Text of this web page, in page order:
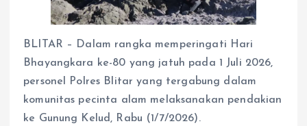
BLITAR – Dalam rangka memperingati Hari
Bhayangkara ke-80 yang jatuh pada 1 Juli 2026,
personel Polres Blitar yang tergabung dalam
komunitas pecinta alam melaksanakan pendakian
ke Gunung Kelud, Rabu (1/7/2026).